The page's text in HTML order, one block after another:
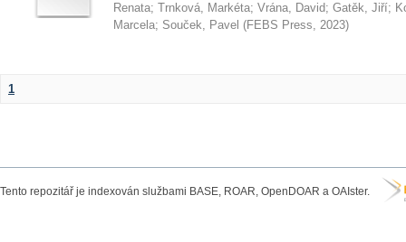
Renata; Trnková, Markéta; Vrána, David; Gatěk, Jiří;
Marcela; Souček, Pavel (FEBS Press, 2023)
1
Tento repozitář je indexován službami BASE, ROAR, OpenDOAR a OAIster.